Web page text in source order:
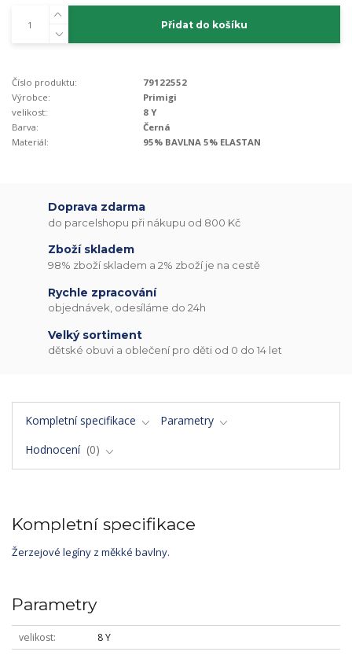
Přidat do košíku
Číslo produktu:
79122552
Výrobce:
Primigi
velikost:
8 Y
Barva:
Černá
Materiál:
95% BAVLNA 5% ELASTAN
Doprava zdarma
do parcelshopu při nákupu od 800 Kč
Zboží skladem
98% zboží skladem a 2% zboží je na cestě
Rychle zpracování
objednávek, odesíláme do 24h
Velký sortiment
dětské obuvi a oblečení pro děti od 0 do 14 let
Kompletní specifikace
Parametry
Hodnocení
0
Kompletní specifikace
Žerzejové legíny z měkké bavlny.
Parametry
velikost 8 Y